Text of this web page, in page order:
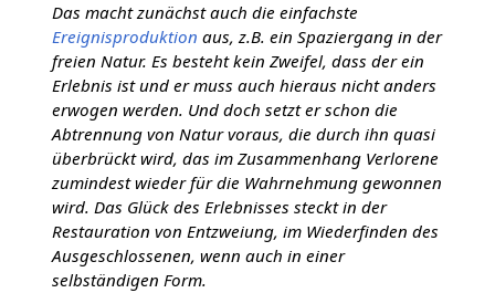
Das macht zunächst auch die einfachste
Ereignisproduktion aus, z.B. ein Spaziergang in der
freien Natur. Es besteht kein Zweifel, dass der ein
Erlebnis ist und er muss auch hieraus nicht anders
erwogen werden. Und doch setzt er schon die
Abtrennung von Natur voraus, die durch ihn quasi
überbrückt wird, das im Zusammenhang Verlorene
zumindest wieder für die Wahrnehmung gewonnen
wird. Das Glück des Erlebnisses steckt in der
Restauration von Entzweiung, im Wiederfinden des
Ausgeschlossenen, wenn auch in einer
selbständigen Form.